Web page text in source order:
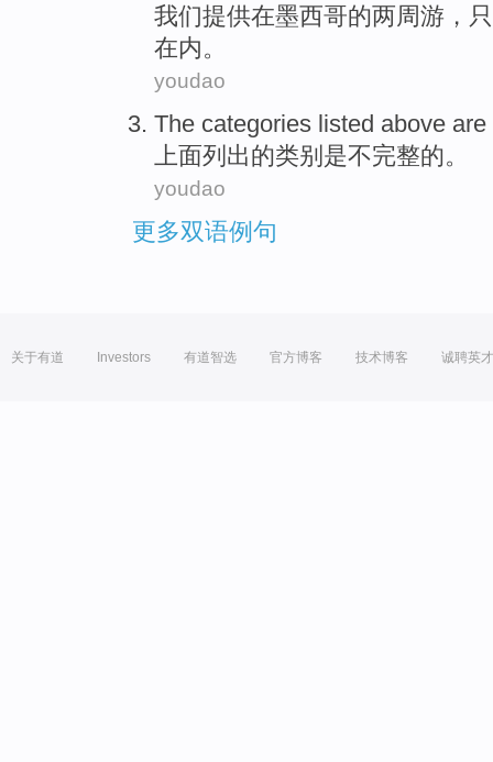
我们提供在墨西哥的两周游 ，
在内。
youdao
The categories listed above are
上面列出的类别 是不完整的。
youdao
更多双语例句
关于有道 Investors 有道智选 官方博客 技术博客 诚聘英才